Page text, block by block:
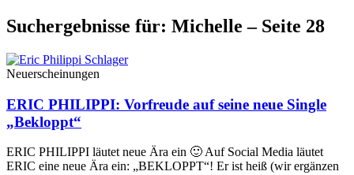
Suchergebnisse für: Michelle – Seite 28
Neuerscheinungen
ERIC PHILIPPI: Vorfreude auf seine neue Single
„Bekloppt“
ERIC PHILIPPI läutet neue Ära ein 🙂 Auf Social Media läutet
ERIC eine neue Ära ein: „BEKLOPPT“! Er ist heiß (wir ergänzen